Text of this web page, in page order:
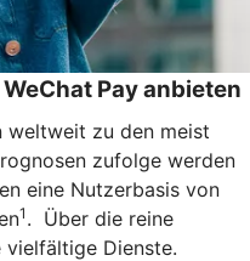
Pay anbieten
weltweit zu den meist
zufolge werden
eine Nutzerbasis von
1 . Über die reine
vielfältige Dienste.